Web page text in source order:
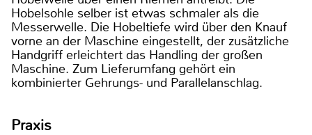
Hobelsohle selber ist etwas schmaler als die
Messerwelle. Die Hobeltiefe wird über den Knauf
vorne an der Maschine eingestellt, der zusätzliche
Handgriff erleichtert das Handling der großen
Maschine. Zum Lieferumfang gehört ein
kombinierter Gehrungs- und Parallelanschlag.
Praxis